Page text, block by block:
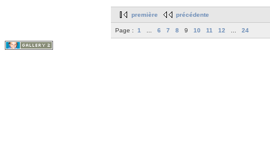
première précédente
Page : 1 6 7 8 9 10 11 12 24